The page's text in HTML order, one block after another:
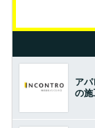
ア
の施